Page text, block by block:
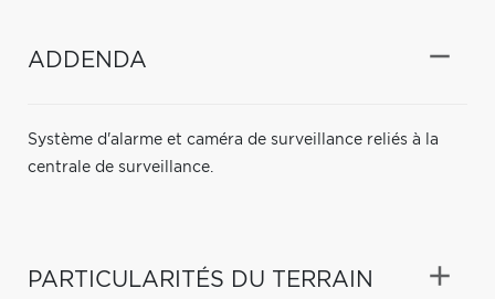
ADDENDA
Système d'alarme et caméra de surveillance reliés à la
centrale de surveillance.
PARTICULARITÉS DU TERRAIN